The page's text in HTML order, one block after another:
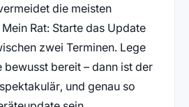
die meisten
Rat: Starte das Update
zwei Terminen. Lege
bewusst bereit – dann ist der
und genau so